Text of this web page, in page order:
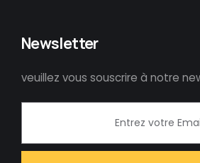
Newsletter
veuillez vous souscrire à notre